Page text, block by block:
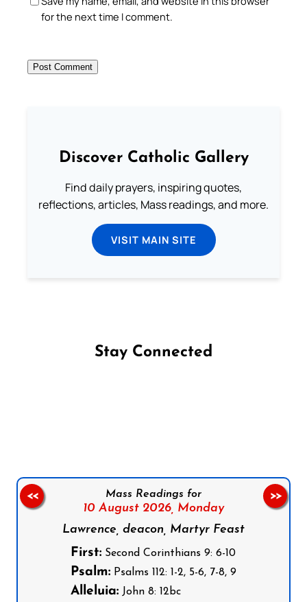
for the next time I comment.
Discover Catholic Gallery
Find daily prayers, inspiring quotes,
reflections, articles, Mass readings, and more.
VISIT MAIN SITE
Stay Connected
Mass Readings for
10 August 2026, Monday
Lawrence, deacon, Martyr Feast
First: Second Corinthians 9: 6-10
Psalm: Psalms 112: 1-2, 5-6, 7-8, 9
Alleluia: John 8: 12bc
<< >>